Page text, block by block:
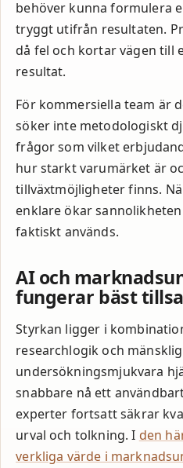
behöver kunna formulera
tryggt utifrån resultaten.
då fel och kortar vägen till
resultat.
För kommersiella team är
söker inte metodologiskt
frågor som vilket
hur starkt varumärket är
tillväxtmöjligheter finns.
enklare ökar
faktiskt används.
AI och
fungerar bäst
Styrkan ligger i
researchlogik och
undersökningsmjukvara
snabbare nå ett
experter fortsatt säkrar
urval och tolkning. I den
verkliga värde i